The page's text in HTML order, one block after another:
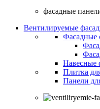
фасадные
Вентилируемые
Фасадные
Навесные
Плитка
Панели